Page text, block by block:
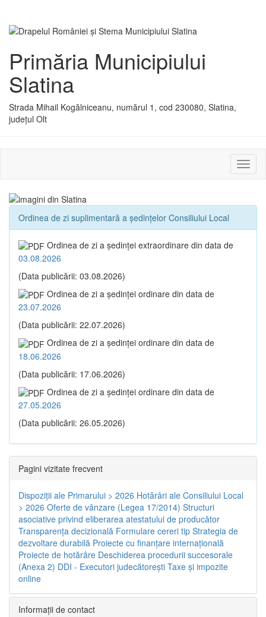
Primăria Municipiului
Slatina
Strada Mihail Kogălniceanu, numărul 1, cod 230080, Slatina,
județul Olt
sau
Ordinea de zi suplimentară a ședințelor Consiliului Local
Ordinea de zi a şedinţei extraordinare din data de
03.08.2026
(Data publicării: 03.08.2026)
Ordinea de zi a şedinţei ordinare din data de
23.07.2026
(Data publicării: 22.07.2026)
Ordinea de zi a şedinţei ordinare din data de
18.06.2026
(Data publicării: 17.06.2026)
Ordinea de zi a şedinţei ordinare din data de
27.05.2026
(Data publicării: 26.05.2026)
Pagini vizitate frecvent
Dispoziţii ale Primarului > 2026 Hotărâri ale Consiliului Local
> 2026 Oferte de vânzare (Legea 17/2014) Structuri
asociative privind eliberarea atestatului de producător
Transparenţa decizională Formulare cereri tip Strategia de
dezvoltare durabilă Proiecte cu finanţare internaţională
Proiecte de hotărâre Deschiderea procedurii succesorale
(Anexa 2) DDI - Executori judecătorești Taxe şi impozite
online
Informaţii de contact